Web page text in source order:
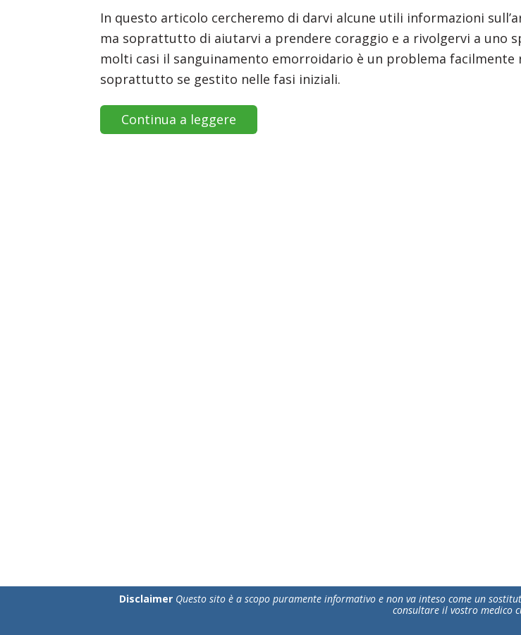
In questo articolo cercheremo di darvi alcune utili informazioni
ma soprattutto di aiutarvi a prendere coraggio e a rivolgervi a uno
molti casi il sanguinamento emorroidario è un problema facilmente
soprattutto se gestito nelle fasi iniziali.
Continua a leggere
Disclaimer Questo sito è a scopo puramente informativo e non va inteso come un
consultare il vostro medico